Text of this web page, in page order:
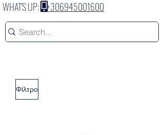
WHAT'S UP:+306945001600
Φίλτρο